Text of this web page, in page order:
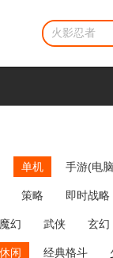
单机 手游(电
策略
即时战略
棋类 牌类 麻将
魔幻 武侠 玄幻
休闲 经典格斗